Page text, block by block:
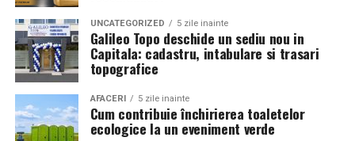
4. Sprijinul continuu pe
parcursul procesului de învățare
Pentru ca tinerii din comunități izolate sau din medii
defavorizate să poată urma aceste cursuri fără grija
costurilor zilnice, proiectul oferă o serie de măsuri de
sprijin integrat.
Intrarea in festival se face, ca in fiecare an, din strada
Oltului.
Program acces:
Vineri: incepand cu ora 16:00
UNCATEGORIZED 5 zile inainte
Galileo Topo deschide un sediu nou in
Capitala: cadastru, intabulare si trasari
topografice
AFACERI 5 zile inainte
Cum contribuie închirierea toaletelor
ecologice la un eveniment verde